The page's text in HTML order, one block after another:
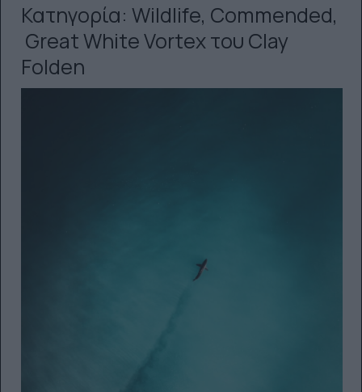
Κατηγορία: Wildlife, Commended,
Great White Vortex του Clay
Folden